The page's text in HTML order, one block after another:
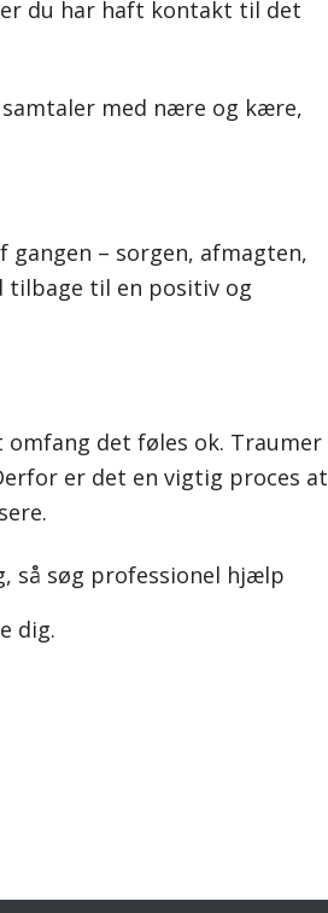
du har haft kontakt til det
med nære og kære,
– sorgen, afmagten,
tilbage til en positiv og
omfang det føles ok. Traumer
er det en vigtig proces at
så søg professionel hjælp
dig.